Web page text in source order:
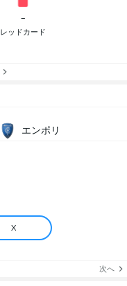
-
レッドカード
エンポリ
X
次へ